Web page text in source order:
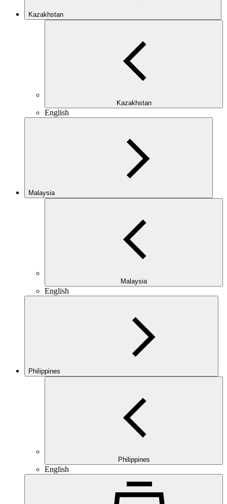
Kazakhstan
Kazakhstan
English
Malaysia
Malaysia
English
Philippines
Philippines
English